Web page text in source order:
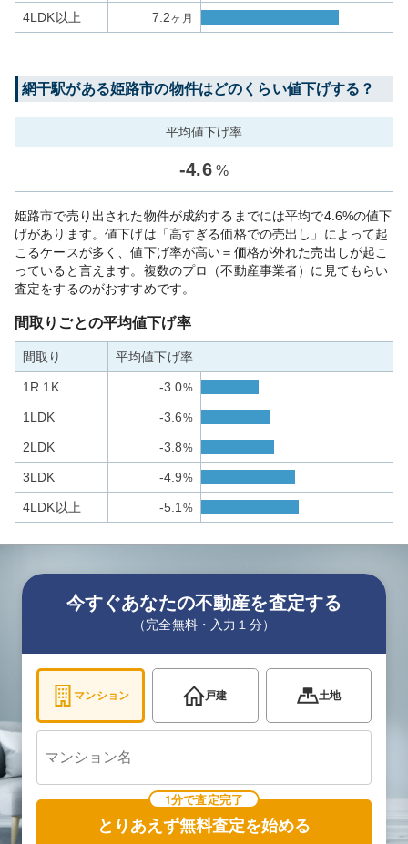
4LDK以上 7.2ヶ月
網干駅がある姫路市の物件はどのくらい値下げする？
平均値下げ率
-4.6 %
姫路市で売り出された物件が成約するまでには平均で4.6%の値下
げがあります。値下げは「高すぎる価格での売出し」によって起
こるケースが多く、値下げ率が高い＝価格が外れた売出しが起こ
っていると言えます。複数のプロ（不動産事業者）に見てもらい
査定をするのがおすすめです。
間取りごとの平均値下げ率
間取り 平均値下げ率
1R 1K -3.0%
1LDK -3.6%
2LDK -3.8%
3LDK -4.9%
4LDK以上 -5.1 %
今すぐあなたの不動産を査定する
（完全無料・入力１分）
マンション 戸建 土地
1分で査定完了
とりあえず無料査定を始める